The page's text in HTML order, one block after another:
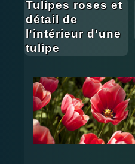
Tulipes roses et
détail de
l'intérieur d'une
tulipe